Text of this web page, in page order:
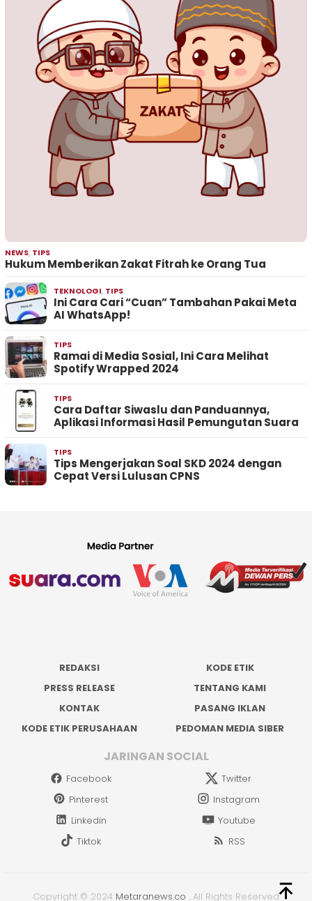
NEWS, TIPS
Hukum Memberikan Zakat Fitrah ke Orang Tua
TEKNOLOGI, TIPS
Ini Cara Cari “Cuan” Tambahan Pakai Meta
AI WhatsApp!
TIPS
Ramai di Media Sosial, Ini Cara Melihat
Spotify Wrapped 2024
TIPS
Cara Daftar Siwaslu dan Panduannya,
Aplikasi Informasi Hasil Pemungutan Suara
TIPS
Tips Mengerjakan Soal SKD 2024 dengan
Cepat Versi Lulusan CPNS
REDAKSI
KODE ETIK
PRESS RELEASE
TENTANG KAMI
KONTAK
PASANG IKLAN
KODE ETIK PERUSAHAAN
PEDOMAN MEDIA SIBER
JARINGAN SOCIAL
Facebook
Twitter
Pinterest
Instagram
Linkedin
Youtube
Tiktok
RSS
Copyright © 2024 Metaranews.co . All Rights Reserved